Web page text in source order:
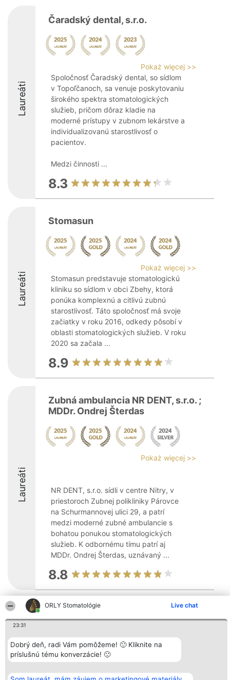
ORLY Stomatológie Live chat
23:31
Dobrý deň, radi Vám pomôžeme! 🙂 Kliknite na
príslušnú tému konverzácie! 🙂
Laureáti
Čaradský dental, s.r.o.
Pokaż więcej >>
Spoločnosť Čaradský dental, so sídlom
v Topoľčanoch, sa venuje poskytovaniu
širokého spektra stomatologických
služieb, pričom dôraz kladie na
moderné prístupy v zubnom lekárstve a
individualizovanú starostlivosť o
pacientov.
Medzi činnosti ...
8.3
Laureáti
Stomasun
Pokaż więcej >>
Stomasun predstavuje stomatologickú
kliniku so sídlom v obci Zbehy, ktorá
ponúka komplexnú a citlivú zubnú
starostlivosť. Táto spoločnosť má svoje
začiatky v roku 2016, odkedy pôsobí v
oblasti stomatologických služieb. V roku
2020 sa začala ...
8.9
Laureáti
Zubná ambulancia NR DENT, s.r.o. ;
MDDr. Ondrej Šterdas
Pokaż więcej >>
NR DENT, s.r.o. sídli v centre Nitry, v
priestoroch Zubnej polikliniky Párovce
na Schurmannovej ulici 29, a patrí
medzi moderné zubné ambulancie s
bohatou ponukou stomatologických
služieb. K odbornému tímu patrí aj
MDDr. Ondrej Šterdas, uznávaný ...
8.8
Organizátor hodnotenia
Bright Side Solutions sp. z o.
o. sp. k.
Wrocław 50-079
KRS 0000749100 | Regon
381313360 | NIP 8943132676
+48 508 492 400
Laureáti
Laureatów
Podmienky
Obchodné
podmienky
Zásady
Kontakt